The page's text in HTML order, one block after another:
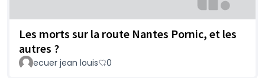
Les morts sur la route Nantes Pornic, et les
autres ?
ecuer jean louis 0